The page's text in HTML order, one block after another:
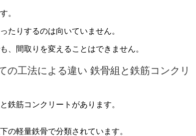
。
たりするのは向いていません。
、間取りを変えることはできません。
の工法による違い 鉄骨組と鉄筋コンクリ
鉄筋コンクリートがあります。
軽量鉄骨で分類されています。